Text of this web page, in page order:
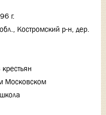
г.
Костромский р-н, дер.
крестьян
Московском